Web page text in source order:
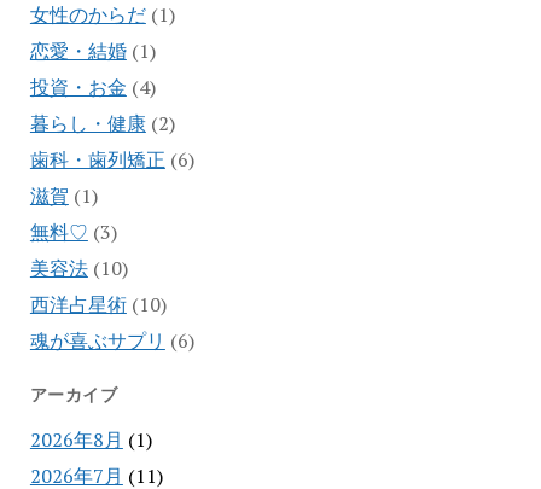
女性のからだ(1)
恋愛・結婚(1)
投資・お金 (4)
暮らし・健康(2)
歯科・歯列矯正 (6)
滋賀 (1)
無料♡ (3)
美容法(10)
西洋占星術(10)
魂が喜ぶサプリ (6)
アーカイブ
2026年8月 (1)
2026年7月 (11)